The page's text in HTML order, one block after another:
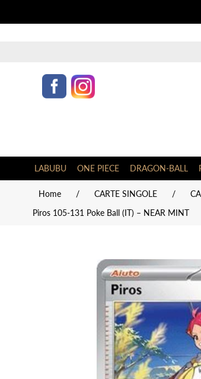
LABUBU ONE PIECE DRAGON-BALL
Home / CARTE SINGOLE /
Piros 105-131 Poke Ball (IT) – NEAR MINT